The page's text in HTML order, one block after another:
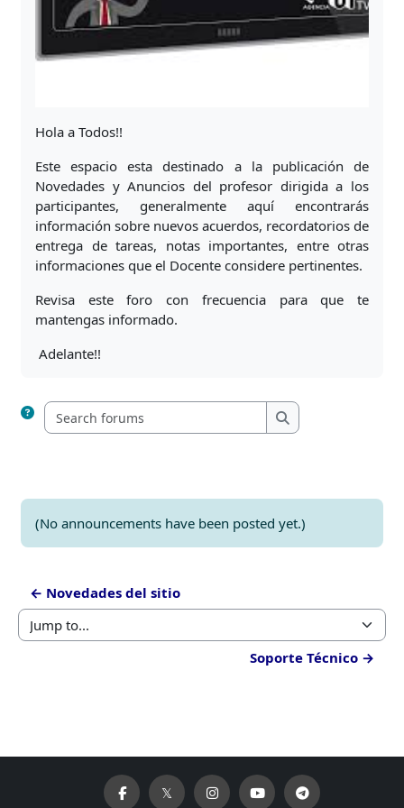
Hola a Todos!!
Este espacio esta destinado a la publicación de
Novedades y Anuncios del profesor dirigida a los
participantes, generalmente aquí encontrarás
información sobre nuevos acuerdos, recordatorios de
entrega de tareas, notas importantes, entre otras
informaciones que el Docente considere pertinentes.
Revisa este foro con frecuencia para que te
mantengas informado.
Adelante!!
Search forums
Search forums
(No announcements have been posted yet.)
← Novedades del sitio
Jump to...
Soporte Técnico →